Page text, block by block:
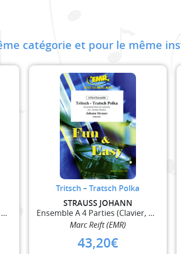
catégorie et pour le même
Ensemble A 4 Parties (Clavier, Guitare et Percussi
Tritsch – Tratsch Polka
STRAUSS JOHANN
Ensemble A 4 Parties (Clavier, Guitare et Percussi
Marc Reift (EMR)
43,20€